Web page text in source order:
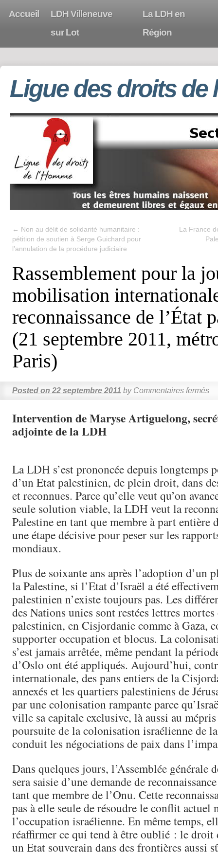
Accueil
LDH Villeneuve
sur Lot
La LDH en
Région
Ligue des droits de
← Non au délit de solidarité humanitaire :
pétition de soutien à Serge Guichard pour
l’annulation de la procédure judiciaire
La France
Rassemblement pour la
mobilisation
reconnaissance de l’État
(21 septembre 2011,
Paris)
Posted on 22 septembre 2011 by Commentaires fermés
Intervention de Maryse Artiguelong,
adjointe de la LDH
La LDH s’est prononcée depuis longtemps
d’un Etat palestinien, de plein droit, dans
et reconnues. Parce qu’elle veut qu’on
seule solution viable, la LDH veut la
Palestine en tant que membre à part entière
une étape décisive pour peser sur les
mondiaux.
Plus de soixante ans après l’adoption d’un
la Palestine, si l’Etat d’Israël a été
palestinien n’existe toujours pas. Les
des Nations unies sont restées lettres
palestinien, en Cisjordanie comme à Gaza,
supporter occupation et blocus. La
s’est jamais arrêtée, même pendant la
d’Oslo ont été appliqués. Aujourd’hui,
internationale, des pans entiers de la
annexés et les quartiers palestiniens de
par une colonisation rampante parce
ville sa capitale exclusive, là aussi au
poursuite de la colonisation israélienne de
conduit les négociations de paix dans
Dans quelques jours, l’Assemblée générale
sera saisie d’une demande de
tant que membre de l’Onu. Cette
pas à elle seule de résoudre le conflit actuel
l’occupation israélienne. En même temps,
réaffirmer ce qui tend à être oublié : le droit
un Etat souverain dans des frontières aussi